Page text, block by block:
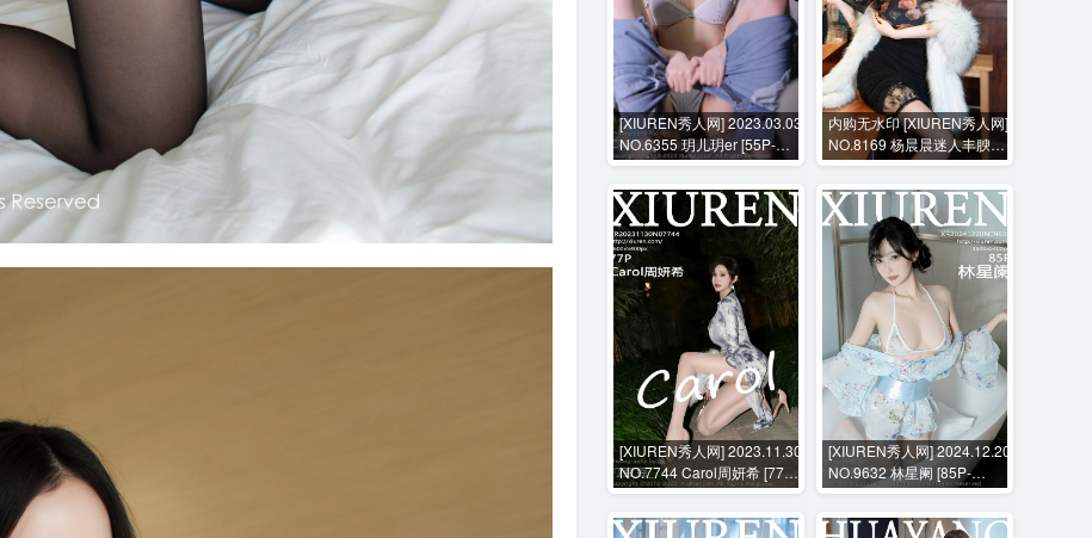
[XIUREN秀人网] 2023.03.03
NO.6355 玥儿玥er [55P-
486MB]
内购无水印 [XIUREN秀人网]
NO.8169 杨晨晨迷人丰腴身
材+花絮视频 [104P+1V-
1192MB]
[XIUREN秀人网] 2023.11.30
NO.7744 Carol周妍希 [77P-
837MB]
[XIUREN秀人网] 2024.12.20
NO.9632 林星阑 [85P-
654MB]